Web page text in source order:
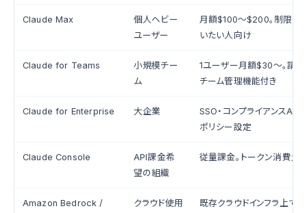
Claude Max
個人ヘビー
ユーザー
月額$100〜$200。制限を
いたい人向け
Claude for Teams
小規模チー
ム
1ユーザー月額$30〜。請求
チーム管理機能付き
Claude for Enterprise 大企業
SSO・コンプライアンスAPI
ポリシー設定
Claude Console
API課金希
望の組織
従量課金。トークン消費量
Amazon Bedrock /
クラウド使用
既存クラウドインフラ上で